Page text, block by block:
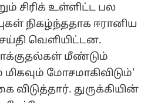
சிரிக் உள்ளிட்ட பல
நிகழ்ந்ததாக ஈரானிய
வெளியிட்டன.
மீண்டும்
மோசமாகிவிடும்'
விடுத்தார். துருக்கியின்